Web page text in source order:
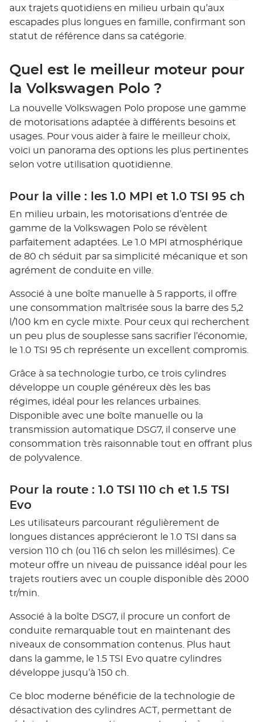
aux trajets quotidiens en milieu urbain qu’aux
escapades plus longues en famille, confirmant son
statut de référence dans sa catégorie.
Quel est le meilleur moteur pour
la Volkswagen Polo ?
La nouvelle Volkswagen Polo propose une gamme
de motorisations adaptée à différents besoins et
usages. Pour vous aider à faire le meilleur choix,
voici un panorama des options les plus pertinentes
selon votre utilisation quotidienne.
Pour la ville : les 1.0 MPI et 1.0 TSI 95 ch
En milieu urbain, les motorisations d’entrée de
gamme de la Volkswagen Polo se révèlent
parfaitement adaptées. Le 1.0 MPI atmosphérique
de 80 ch séduit par sa simplicité mécanique et son
agrément de conduite en ville.
Associé à une boîte manuelle à 5 rapports, il offre
une consommation maîtrisée sous la barre des 5,2
l/100 km en cycle mixte. Pour ceux qui recherchent
un peu plus de souplesse sans sacrifier l’économie,
le 1.0 TSI 95 ch représente un excellent compromis.
Grâce à sa technologie turbo, ce trois cylindres
développe un couple généreux dès les bas
régimes, idéal pour les relances urbaines.
Disponible avec une boîte manuelle ou la
transmission automatique DSG7, il conserve une
consommation très raisonnable tout en offrant plus
de polyvalence.
Pour la route : 1.0 TSI 110 ch et 1.5 TSI
Evo
Les utilisateurs parcourant régulièrement de
longues distances apprécieront le 1.0 TSI dans sa
version 110 ch (ou 116 ch selon les millésimes). Ce
moteur offre un niveau de puissance idéal pour les
trajets routiers avec un couple disponible dès 2000
tr/min.
Associé à la boîte DSG7, il procure un confort de
conduite remarquable tout en maintenant des
niveaux de consommation contenus. Plus haut
dans la gamme, le 1.5 TSI Evo quatre cylindres
développe jusqu’à 150 ch.
Ce bloc moderne bénéficie de la technologie de
désactivation des cylindres ACT, permettant de